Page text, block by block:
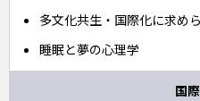
多文化共生・国際化に求め
睡眠と夢の心理学
国